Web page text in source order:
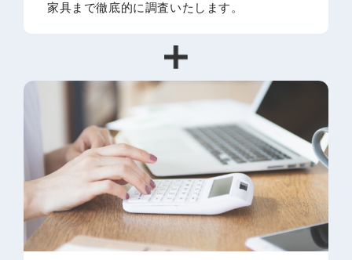
家具まで徹底的に調査いたします。